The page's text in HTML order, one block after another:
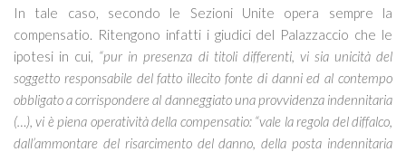
In tale caso, secondo le Sezioni Unite opera sempre la
compensatio. Ritengono infatti i giudici del Palazzaccio che le
ipotesi in cui, “pur in presenza di titoli differenti, vi sia unicità del
soggetto responsabile del fatto illecito fonte di danni ed al contempo
obbligato a corrispondere al danneggiato una provvidenza indennitaria
(…), vi è piena operatività della compensatio: “vale la regola del diffalco,
dall’ammontare del risarcimento del danno, della posta indennitaria